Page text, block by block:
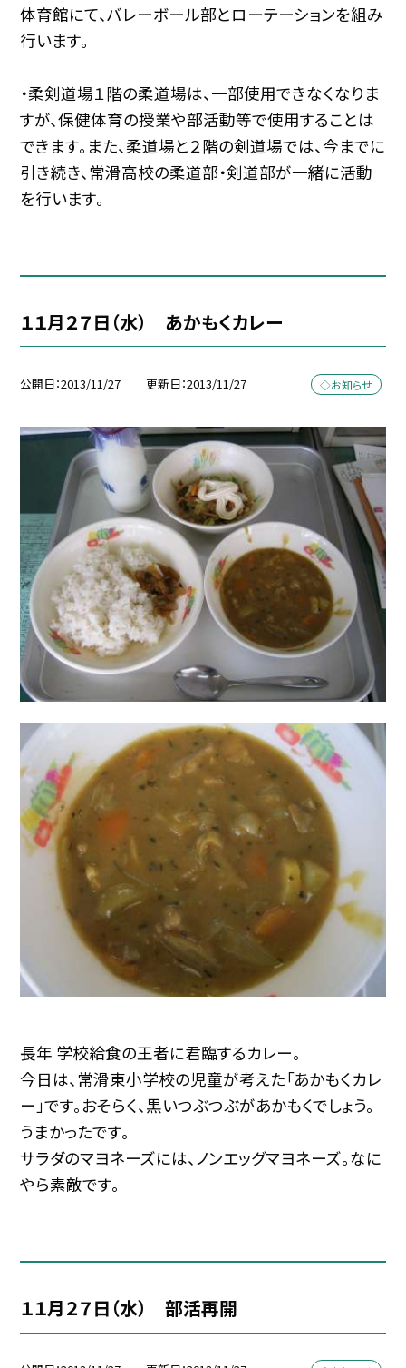
体育館にて、バレーボール部とローテーションを組み
行います。
・柔剣道場１階の柔道場は、一部使用できなくなりま
すが、保健体育の授業や部活動等で使用することは
できます。また、柔道場と２階の剣道場では、今までに
引き続き、常滑高校の柔道部・剣道部が一緒に活動
を行います。
１１月２７日（水） あかもくカレー
公開日 2013/11/27 更新日 2013/11/27 ◇お知らせ
長年 学校給食の王者に君臨するカレー。
今日は、常滑東小学校の児童が考えた「あかもくカレ
ー」です。おそらく、黒いつぶつぶがあかもくでしょう。
うまかったです。
サラダのマヨネーズには、ノンエッグマヨネーズ。なに
やら素敵です。
１１月２７日（水） 部活再開